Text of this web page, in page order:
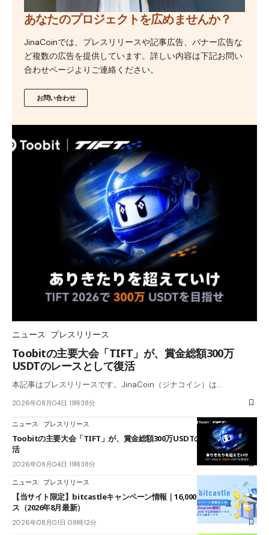
あなたのプロジェクトを広めませんか？
JinaCoinでは、プレスリリースや記事広告、バナー広告な
ど複数の広告を提供しています。詳しい内容は下記お問い
合わせページよりご連絡ください。
お問い合わせ
ニュース プレスリリース
Toobitの主要大会「TIFT」が、賞金総額300万
USDTのレースとして復活
本記事はプレスリリースです。JinaCoin（ジナコイン）は…
2026年08月04日 11時38分
ニュース プレスリリース
Toobitの主要大会「TIFT」が、賞金総額300万USDTのレースとして復
活
2026年08月04日 11時38分
ニュース プレスリリース
【当サイト限定】bitcastleキャンペーン情報｜16,000円口座開設ボーナ
ス（2026年8月最新）
2026年08月01日 08時12分